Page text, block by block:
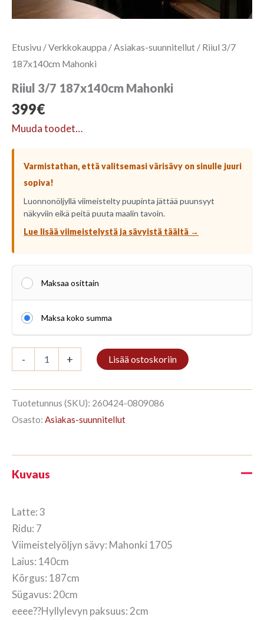
Etusivu /Verkkokauppa / Asiakas-suunnitellut / Riiul 3/7
187x140cm Mahonki
Riiul 3/7 187x140cm Mahonki
399€
Muuda toodet…
Varmistathan, että valitsemasi värisävy on sinulle juuri
sopiva!
Luonnonöljyllä viimeistelty puupinta jättää puunsyyt
näkyviin eikä peitä puuta maalin tavoin.
Lue lisää viimeistelystä ja sävyistä täältä →
Maksaa osittain
Maksa koko summa
-
3/7
Mahonki
määrä
+ Lisää ostoskoriin
Tuotetunnus (SKU): 260424-0809086
Osasto: Asiakas-suunnitellut
Kuvaus
Latte: 3
Ridu: 7
Viimeistelyöljyn sävy: Mahonki 1705
Laius: 140cm
Kõrgus: 187cm
Sügavus: 20cm
eeee??Hyllylevyn paksuus: 2cm